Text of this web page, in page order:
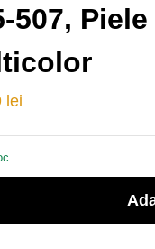
507,
lei